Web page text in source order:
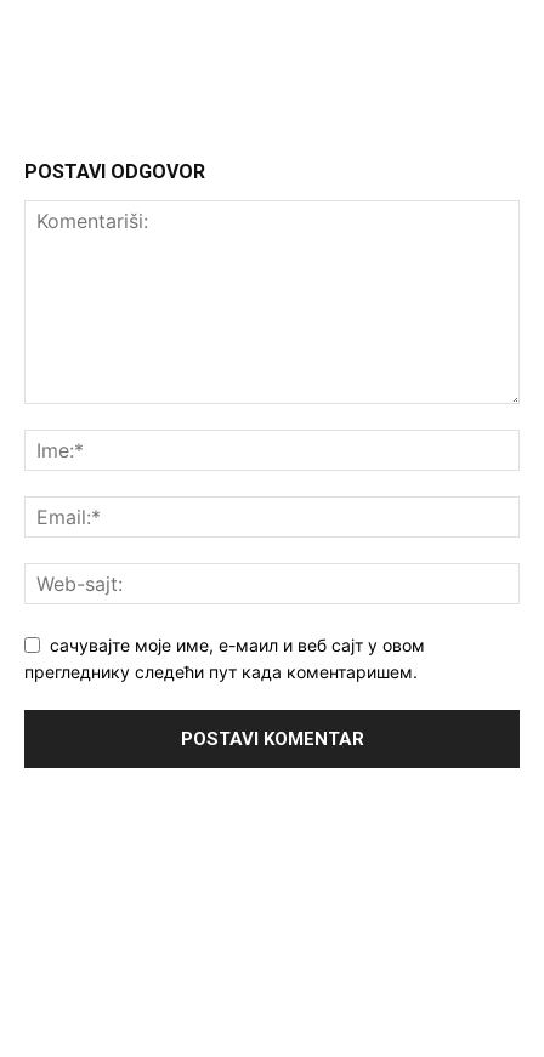
POSTAVI ODGOVOR
сачувајте моје име, е-маил и веб сајт у овом
прегледнику следећи пут када коментаришем.